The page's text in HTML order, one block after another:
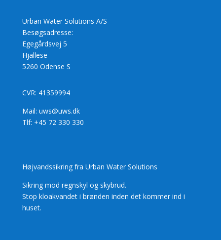
Urban Water Solutions A/S
Besøgsadresse:
Egegårdsvej 5
Hjallese
5260 Odense S
CVR: 41359994
Mail: uws@uws.dk
Tlf: +45 72 330 330
Højvandssikring fra Urban Water Solutions
Sikring mod regnskyl og skybrud.
Stop kloakvandet i brønden inden det kommer ind i
huset.